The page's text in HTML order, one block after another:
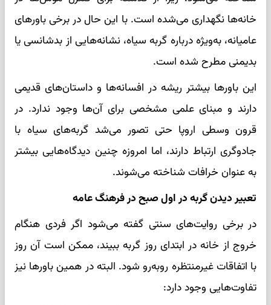
خانه‌ها نگهداری می‌شده است. با این حال در برخی باورهای
عامیانه، به‌ویژه درباره گربه سیاه، نشانه‌هایی از بدشانسی یا
بدیمنی مطرح شده است.
این باورها بیشتر ریشه در افسانه‌ها و داستان‌های قدیمی
دارند و مبنای علمی مشخصی برای آن‌ها وجود ندارد. در
قرون وسطی اروپا حتی تصور می‌شد گربه‌های سیاه با
جادوگری ارتباط دارند، اما امروزه چنین دیدگاه‌هایی بیشتر
به عنوان خرافات شناخته می‌شوند.
تعبیر دیدن گربه در اول صبح در فرهنگ عامه
در برخی روایت‌های سنتی گفته می‌شود اگر فردی هنگام
خروج از خانه در ابتدای روز گربه ببیند، ممکن است آن روز
با اتفاقات غیرمنتظره روبه‌رو شود. البته در همین باورها نیز
تفاوت‌هایی وجود دارد: